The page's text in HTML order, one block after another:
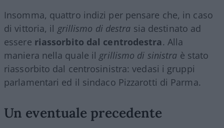
Insomma, quattro indizi per pensare che, in caso
di vittoria, il grillismo di destra sia destinato ad
essere riassorbito dal centrodestra. Alla
maniera nella quale il grillismo di sinistra è stato
riassorbito dal centrosinistra: vedasi i gruppi
parlamentari ed il sindaco Pizzarotti di Parma.
Un eventuale precedente